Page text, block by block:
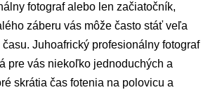
fotograf alebo len začiatočník,
záberu vás môže často stáť veľa
Juhoafrický profesionálny fotograf
pre vás niekoľko jednoduchých a
skrátia čas fotenia na polovicu a